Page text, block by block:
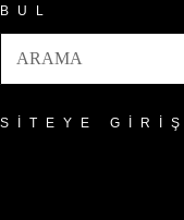
BUL
SITEYE GIRIŞ